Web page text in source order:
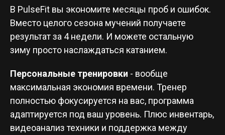
В PulseFit вы экономите месяцы проб и ошибок.
Вместо целого сезона мучений получаете
результат за 4 недели. И можете остальную
зиму просто наслаждаться катанием.
Персональные тренировки - вообще
максимальная экономия времени. Тренер
полностью фокусируется на вас, программа
адаптируется под ваш уровень. Плюс инвентарь,
видеоанализ техники и поддержка между